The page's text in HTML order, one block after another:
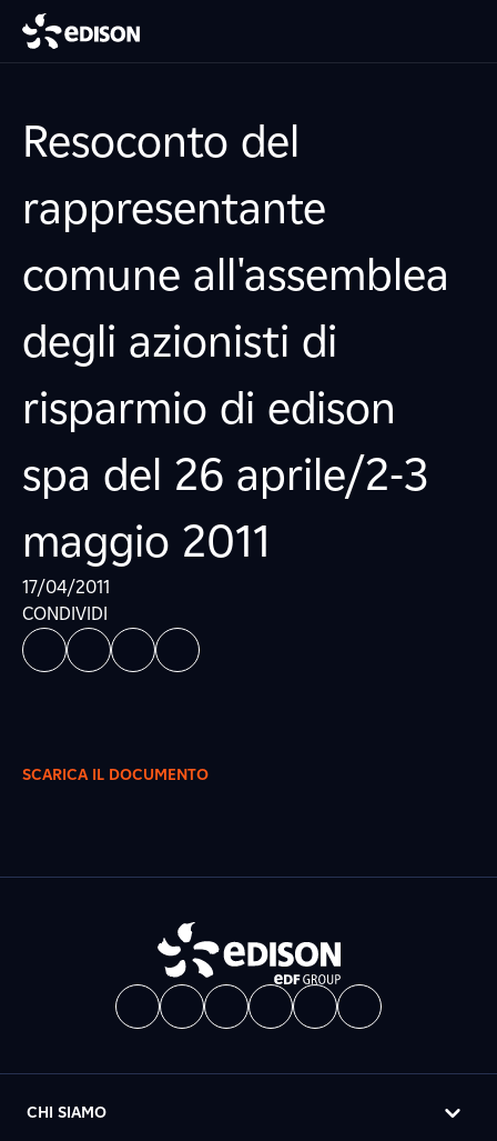
Resoconto del
rappresentante
comune all'assemblea
degli azionisti di
risparmio di edison
spa del 26 aprile/2-3
maggio 2011
17/04/2011
CONDIVIDI
SCARICA IL DOCUMENTO
CHI SIAMO